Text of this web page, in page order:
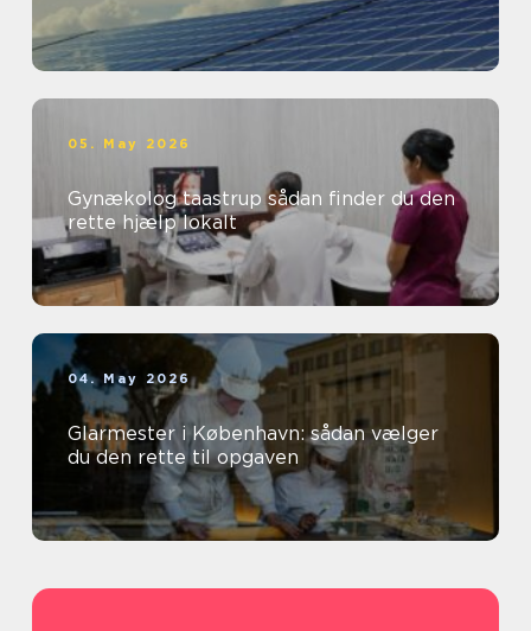
05. May 2026
Gynækolog taastrup sådan finder du den
rette hjælp lokalt
04. May 2026
Glarmester i København: sådan vælger
du den rette til opgaven